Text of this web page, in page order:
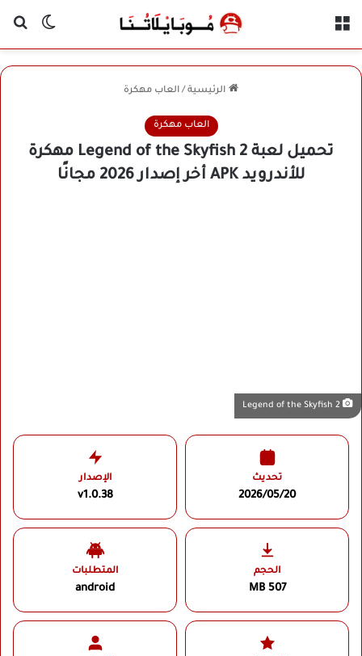
الوضع
الرئيسية / العاب مهكرة
العاب مهكرة
تحميل لعبة Legend of the Skyfish 2 مهكرة
للأندرويد APK أخر إصدار 2026 مجانًا
تحديث
2026/05/20
الإصدار
v1.0.38
الحجم
507 MB
المتطلبات
android